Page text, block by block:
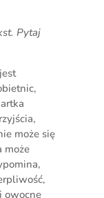
Pytaj
może się
może
owocne